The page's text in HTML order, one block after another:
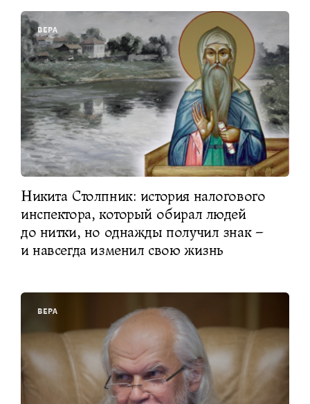
ВЕРА
Никита Столпник: история налогового
инспектора, который обирал людей
до нитки, но однажды получил знак –
и навсегда изменил свою жизнь
ВЕРА